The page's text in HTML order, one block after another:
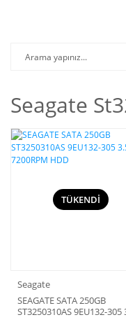
Seagate
TÜKENDİ
Seagate
SEAGATE SATA 250GB
ST3250310AS 9EU132-305